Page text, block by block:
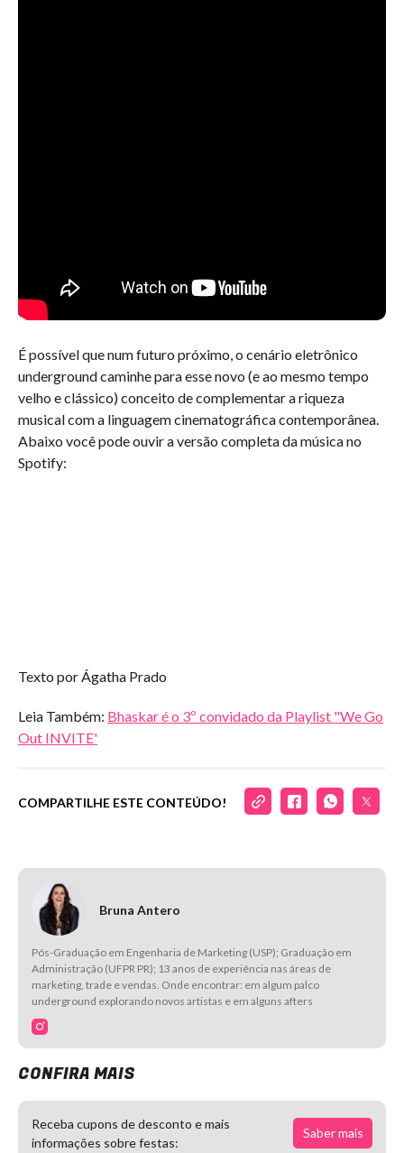
É possível que num futuro próximo, o cenário eletrônico
underground caminhe para esse novo (e ao mesmo tempo
velho e clássico) conceito de complementar a riqueza
musical com a linguagem cinematográfica contemporânea.
Abaixo você pode ouvir a versão completa da música no
Spotify:
Texto por Ágatha Prado
Leia Também: Bhaskar é o 3º convidado da Playlist "We Go
Out INVITE'
COMPARTILHE ESTE CONTEÚDO!
Bruna Antero
Pós-Graduação em Engenharia de Marketing (USP); Graduação em
Administração (UFPR PR); 13 anos de experiência nas áreas de
marketing, trade e vendas. Onde encontrar: em algum palco
underground explorando novos artistas e em alguns afters
CONFIRA MAIS
Receba cupons de desconto e mais
informações sobre festas:
Saber mais